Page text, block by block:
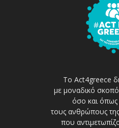
Το Act4greece
με μοναδικό
όσο και
τους ανθρώπους
που